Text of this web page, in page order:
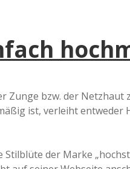
n
e
r
Zunge bzw. der
ist, verleiht
der Marke